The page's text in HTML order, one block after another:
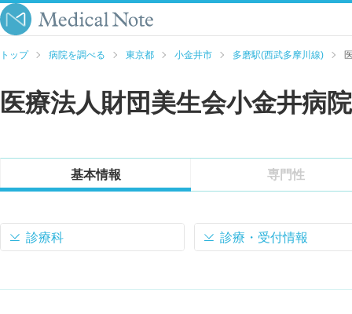
トップ 病院を調べる 東京都 小金井市 多磨駅(西武多摩川線)
医療法人財団美生会小金井病院
基本情報 専門性
診療科 診療・受付情報